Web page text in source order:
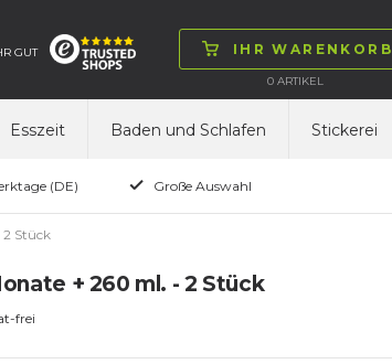
IHR WARENKORB
0ARTIKEL
GUT
Esszeit Baden und Schlafen Stickerei
(DE) Große Auswahl
2 Stück
+ 260 ml. - 2 Stück
frei